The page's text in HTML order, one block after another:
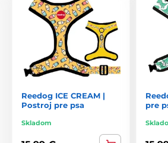
Reedog ICE CREAM |
Postroj pre psa
Skladom
pre